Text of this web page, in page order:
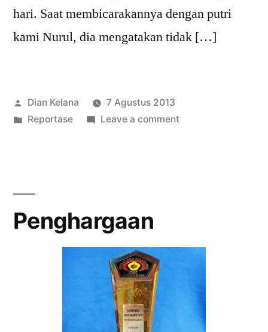
hari. Saat membicarakannya dengan putri
kami Nurul, dia mengatakan tidak […]
Posted
by
Dian Kelana
7 Agustus 2013
Posted
Reportase Leave a commenton
Sakit
Penghargaan